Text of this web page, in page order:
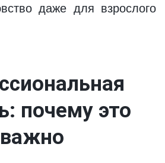
даже для взрослого
почему это
важно